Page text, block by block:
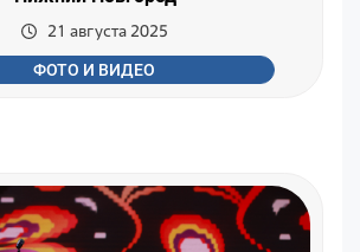
21 августа 2025
ФОТО И ВИДЕО